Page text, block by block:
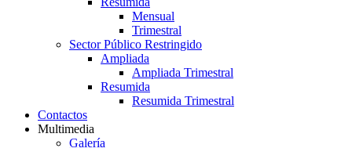
Mensual
Trimestral
Sector Público Restringido
Ampliada
Ampliada Trimestral
Resumida
Resumida Trimestral
Contactos
Multimedia
Galería